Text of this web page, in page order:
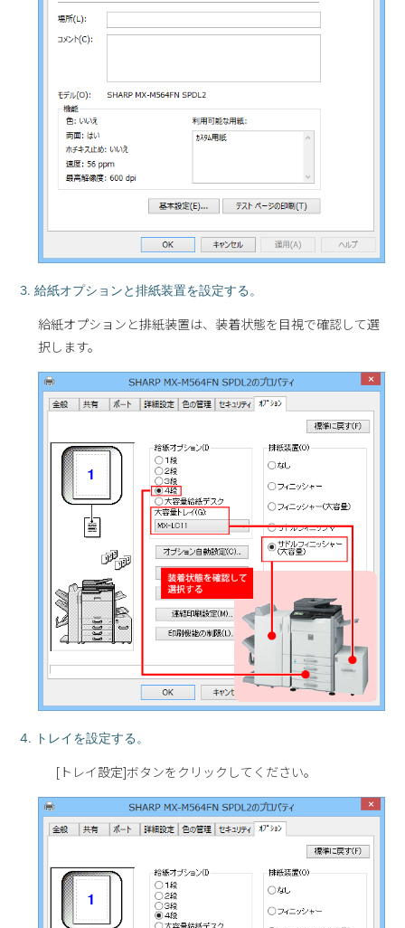
3. 給紙オプションと排紙装置を設定する。
給紙オプションと排紙装置は、装着状態を目視で確認して選
択します。
4. トレイを設定する。
[トレイ設定]ボタンをクリックしてください。